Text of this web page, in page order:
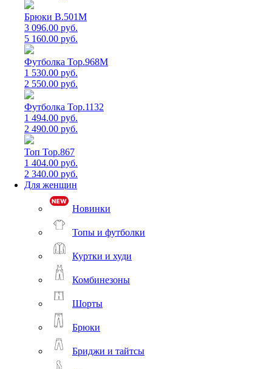
Брюки B.501M
3 096.00 руб.
5 160.00 руб.
Футболка Top.968M
1 530.00 руб.
2 550.00 руб.
Футболка Top.1132
1 494.00 руб.
2 490.00 руб.
Топ Top.867
1 404.00 руб.
2 340.00 руб.
Для женщин
Новинки
Топы и футболки
Куртки и худи
Комбинезоны
Шорты
Брюки
Бриджи и тайтсы